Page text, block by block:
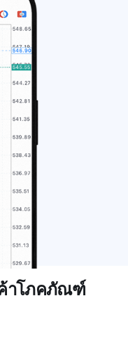
ค้าโภคภัณฑ์